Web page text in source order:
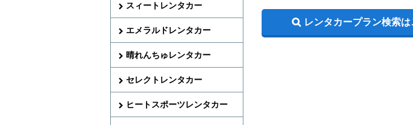
レンタカープラン検索は
スィートレンタカー
エメラルドレンタカー
晴れんちゅレンタカー
セレクトレンタカー
ヒートスポーツレンタカー